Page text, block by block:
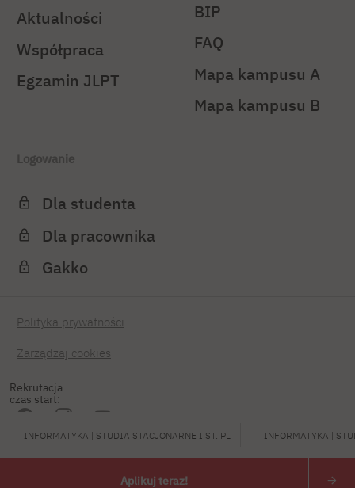
Rekrutacja
czas start:
INFORMATYKA | STUDIA STACJONARNE I ST. PL INFORMATYKA |
Aplikuj teraz!
Aktualności
Współpraca
Egzamin JLPT
BIP
FAQ
Mapa kampusu A
Mapa kampusu B
Logowanie
Dla studenta
Dla pracownika
Gakko
Polityka prywatności
Zarządzaj cookies